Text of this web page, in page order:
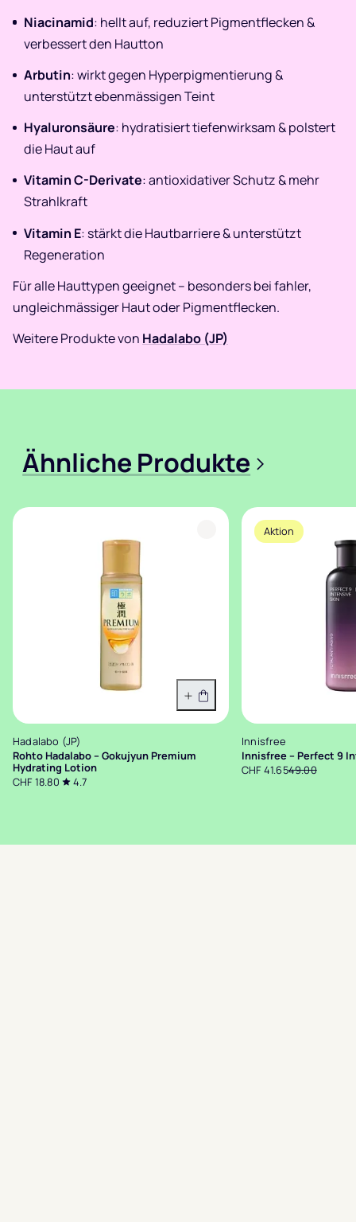
Niacinamid: hellt auf, reduziert Pigmentflecken &
verbessert den Hautton
Arbutin: wirkt gegen Hyperpigmentierung &
unterstützt ebenmässigen Teint
Hyaluronsäure: hydratisiert tiefenwirksam & polstert
die Haut auf
Vitamin C-Derivate: antioxidativer Schutz & mehr
Strahlkraft
Vitamin E: stärkt die Hautbarriere & unterstützt
Regeneration
Für alle Hauttypen geeignet – besonders bei fahler,
ungleichmässiger Haut oder Pigmentflecken.
Weitere Produkte von Hadalabo (JP)
Ähnliche Produkte >
In den Warenkorb
Hadalabo (JP)
Rohto Hadalabo – Gokujyun Premium
Hydrating Lotion
CHF 18.80
4.7
Aktion
Innisfree
Innisfree – Perfect 9
CHF 41.6549.00